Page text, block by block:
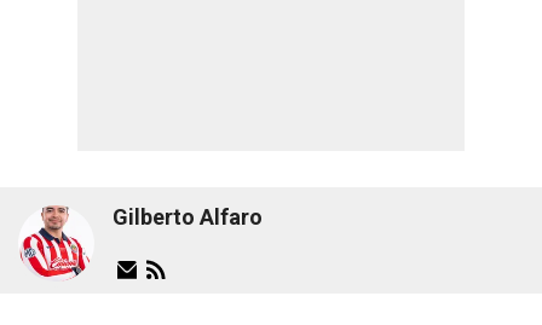
Gilberto Alfaro